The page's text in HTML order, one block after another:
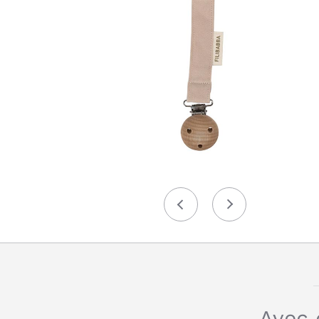
PrécédentSuivant